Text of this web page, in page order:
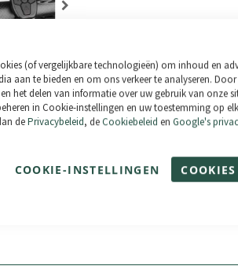
(of vergelijkbare technologieën) om inhoud en
aan te bieden en om ons verkeer te analyseren.
het delen van informatie over uw gebruik van onze
in Cookie-instellingen en uw toestemming op
dePrivacybeleid, de Cookiebeleid en Google's
COOKIE-INSTELLINGEN
/ Retourzending
op alle bestellingen boven 500€
binnen 30 dagen (zie algemene